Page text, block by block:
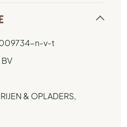
n-v-t
BV
& OPLADERS,